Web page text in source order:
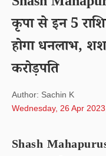
कृपा से इन 5
होगा धनलाभ,
करोड़पति
Author: Sachin K
Wednesday, 26 Apr
Shash